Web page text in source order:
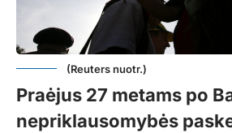
(Reuters nuotr.)
Praėjus 27 metams po
nepriklausomybės